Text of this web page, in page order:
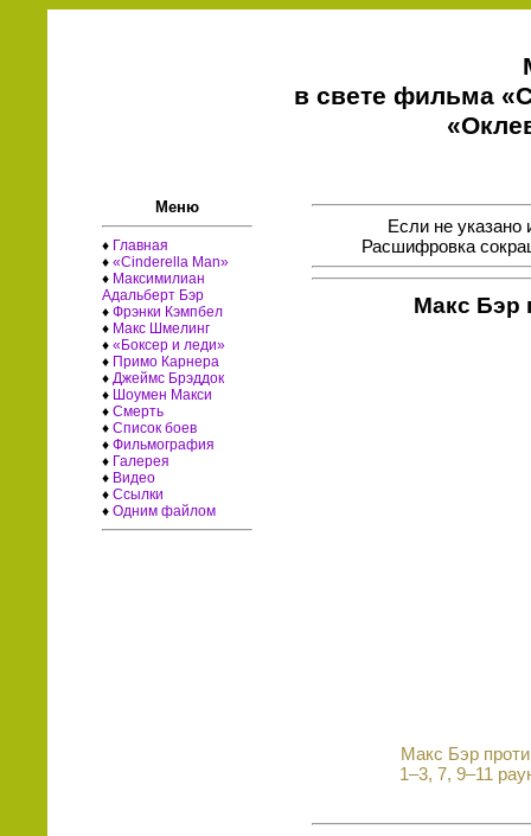
в свете фильма
Меню
♦ Главная
♦«Cinderella Man»
♦ Максимилиан
Адальберт Бэр
♦Фрэнки Кэмпбел
♦ Макс Шмелинг
♦«Боксер и леди»
♦ Примо Карнера
♦ Джеймс Брэддок
♦ Шоумен Макси
♦Смерть
♦Список боев
♦Фильмография
♦ Галерея
♦ Видео
♦Ссылки
♦Одним файлом
Если не указано
Расшифровка
Макс Бэр
Макс Бэр
1–3, 7, 9–11